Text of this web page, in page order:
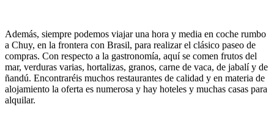
Además, siempre podemos viajar una hora y media en coche rumbo
a Chuy, en la frontera con Brasil, para realizar el clásico paseo de
compras. Con respecto a la gastronomía, aquí se comen frutos del
mar, verduras varias, hortalizas, granos, carne de vaca, de jabalí y de
ñandú. Encontraréis muchos restaurantes de calidad y en materia de
alojamiento la oferta es numerosa y hay hoteles y muchas casas para
alquilar.